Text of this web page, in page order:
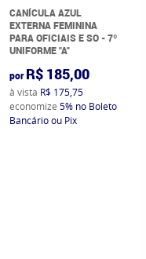
CANÍCULA AZUL
EXTERNA FEMININA
PARA OFICIAIS E SO - 7º
UNIFORME "A"
por R$ 185,00
à vista R$ 175,75
economize 5% no Boleto
Bancário ou Pix